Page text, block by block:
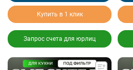
Купить в 1 клик
Запрос счета для юрлиц